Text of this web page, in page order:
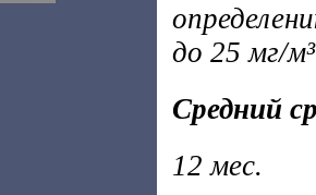
до 25 мг/
Средний
12 мес.